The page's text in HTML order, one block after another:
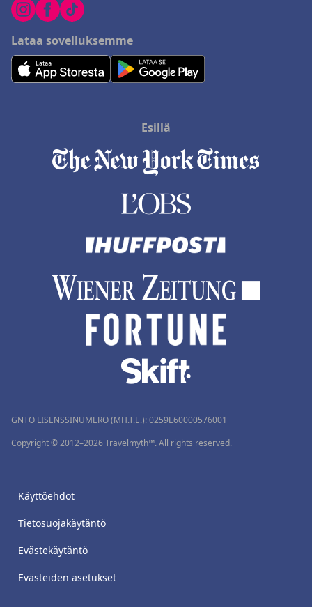
Lataa sovelluksemme
Esillä
GNTO LISENSSINUMERO (MH.T.E.): 0259Ε60000576001
Copyright © 2012–2026 Travelmyth™. All rights reserved.
Käyttöehdot
Tietosuojakäytäntö
Evästekäytäntö
Evästeiden asetukset